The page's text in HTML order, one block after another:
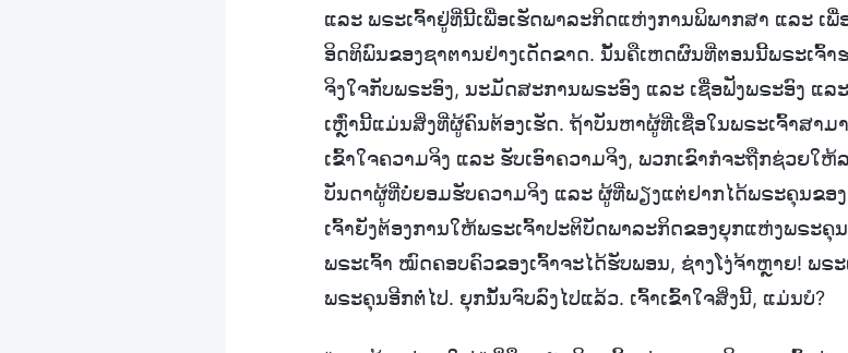
ແລະ ພຣະເຈົ້າຢູ່ທີ່ນີ້ເພື່ອເຮັດພາລະກິດແຫ່ງການພິພາກສາ ແລະ ເ
ອິດທິພົນຂອງຊາຕານຢ່າງເດັດຂາດ. ນັ້ນຄືເຫດຜົນທີ່ຕອນນີ້ພຣະເຈົ້
ຈິງໃຈກັບພຣະອົງ, ນະມັດສະການພຣະອົງ ແລະ ເຊື່ອຟັງພຣະອົງ ແລ
ເຫຼົ່ານີ້ແມ່ນສິ່ງທີ່ຜູ້ຄົນຕ້ອງເຮັດ. ຖ້າບັນຫາຜູ້ທີ່ເຊື່ອໃນພຣະເຈົ້າສາມ
ເຂົ້າໃຈຄວາມຈິງ ແລະ ຮັບເອົາຄວາມຈິງ, ພວກເຂົາກໍຈະຖືກຊ່ວຍໃ
ບັນດາຜູ້ທີ່ບໍ່ຍອມຮັບຄວາມຈິງ ແລະ ຜູ້ທີ່ພຽງແຕ່ຢາກໄດ້ພຣະຄຸນຂອ
ເຈົ້າຍັງຕ້ອງການໃຫ້ພຣະເຈົ້າປະຕິບັດພາລະກິດຂອງຍຸກແຫ່ງພຣະຄຸນ
ພຣະເຈົ້າ ໝົດຄອບຄົວຂອງເຈົ້າຈະໄດ້ຮັບພອນ, ຊ່າງໂງ່ຈ້າຫຼາຍ! ພຣ
ພຣະຄຸນອີກຕໍ່ໄປ. ຍຸກນັ້ນຈົບລົງໄປແລ້ວ. ເຈົ້າເຂົ້າໃຈສິ່ງນີ້, ແມ່ນບໍ?